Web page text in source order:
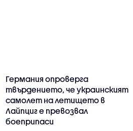
Германия опроверга
твърдението, че украинският
самолет на летището в
Лайпциг е превозвал
боеприпаси